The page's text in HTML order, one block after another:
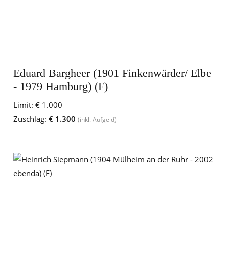
Eduard Bargheer (1901 Finkenwärder/ Elbe
- 1979 Hamburg) (F)
Limit: € 1.000
Zuschlag: € 1.300 (inkl. Aufgeld)